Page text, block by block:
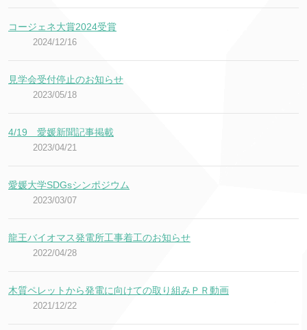
コージェネ大賞2024受賞
2024/12/16
見学会受付停止のお知らせ
2023/05/18
4/19 愛媛新聞記事掲載
2023/04/21
愛媛大学SDGsシンポジウム
2023/03/07
龍王バイオマス発電所工事着工のお知らせ
2022/04/28
木質ペレットから発電に向けての取り組みＰＲ動画
2021/12/22